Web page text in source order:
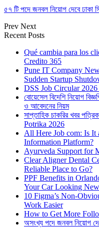
৫৭ টি পদে জনবল নিয়োগ দেবে ঢাকা
Prev Next
Recent Posts
Qué cambia para los
Credito 365
Pune IT Company
Sudden Startup
DSS Job Circular 2026 |
বোয়েসেল বিদেশি নিয়োগ
ও আবেদনের নিয়ম
সাপ্তাহিক চাকরির খবর
Potrika 2026
All Here Job com: Is It
Information Platform?
Ayurveda Support for
Clear Aligner Dental
Reliable Place to Go?
PPF Benefits in
Your Car Looking New
10 Figma’s Non-
Work Easier
How to Get More
অসংখ্য পদে জনবল নিয়োগ